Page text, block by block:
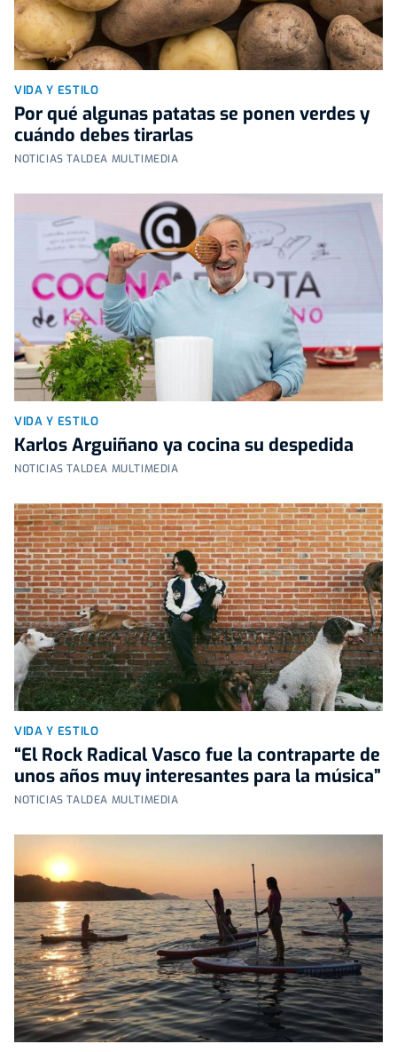
VIDA Y ESTILO
Por qué algunas patatas se ponen verdes y
cuándo debes tirarlas
NOTICIAS TALDEA MULTIMEDIA
VIDA Y ESTILO
Karlos Arguiñano ya cocina su despedida
NOTICIAS TALDEA MULTIMEDIA
VIDA Y ESTILO
“El Rock Radical Vasco fue la contraparte de
unos años muy interesantes para la música”
NOTICIAS TALDEA MULTIMEDIA